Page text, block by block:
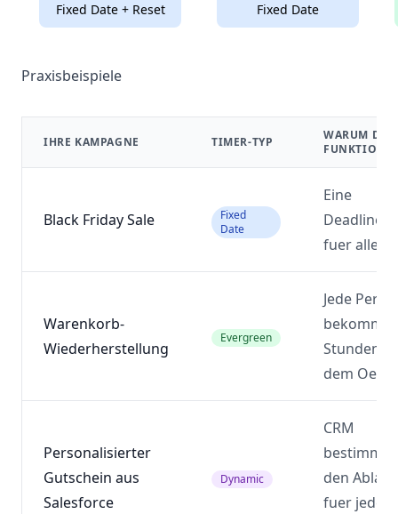
Fixed Date + Reset Fixed Date
Praxisbeispiele
IHRE KAMPAGNE TIMER-TYP
WARUM DAS
Black Friday Sale
Fixed
Date
Eine
Deadline
fuer alle
Warenkorb-
Wiederherstellung
Evergreen
Jede
bekommt
Stunden
dem
Personalisierter
Gutschein aus
Salesforce
Dynamic
CRM
bestimmt
den Ablauf
fuer jeden